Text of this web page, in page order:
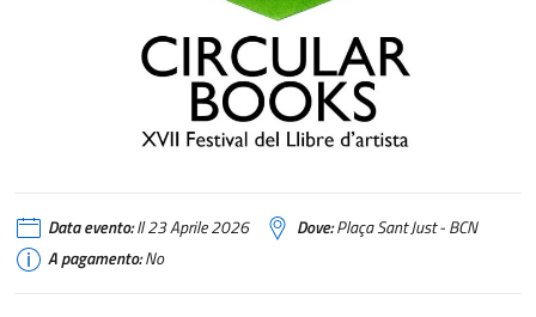
Data evento:Il 23 Aprile 2026 Dove:Plaça Sant Just - BCN
A pagamento:No